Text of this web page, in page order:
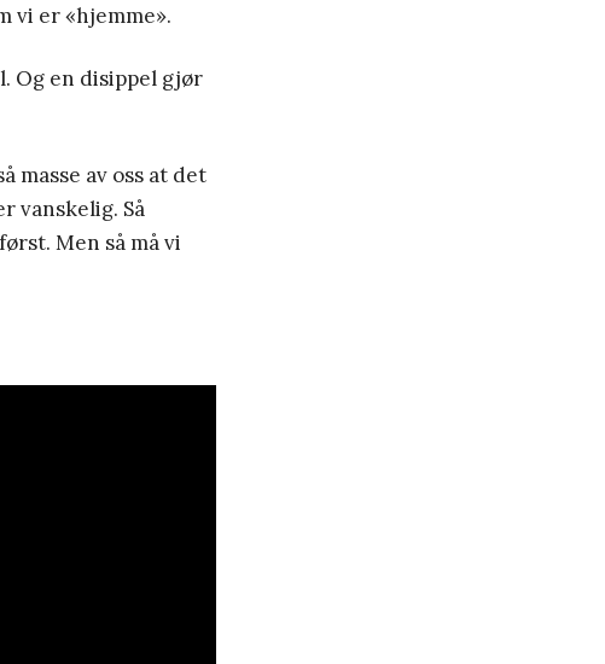
vi er «hjemme».
Og en disippel gjør
masse av oss at det
vanskelig. Så
Men så må vi